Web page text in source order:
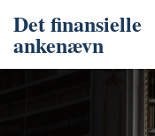
Det finansielle
ankenævn